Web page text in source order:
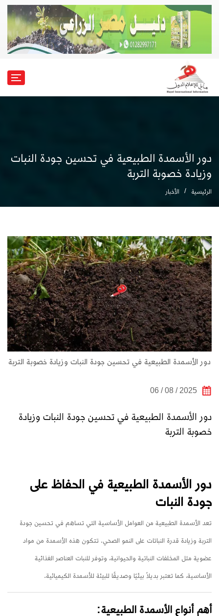
دور الأسمدة الطبيعية في تحسين جودة النبات
وزيادة خصوبة التربة
الرئيسية الأخبار
دور الأسمدة الطبيعية في تحسين جودة النبات وزيادة خصوبة التربة
2025 / 08 / 06
دور الأسمدة الطبيعية في تحسين جودة النبات وزيادة
خصوبة التربة
دور الأسمدة الطبيعية في الحفاظ على
جودة النبات
تعد الأسمدة الطبيعية من العوامل الأساسية التي تساهم في تحسين جودة
التربة وزيادة قدرة النباتات على النمو الصحي. تتكون هذه الأسمدة من مواد
عضوية مثل المخلفات النباتية والحيوانية، وتوفر للنبات العناصر الغذائية
الأساسية، كما تعتبر بديلاً بيئيًا وصديقًا للبيئة للأسمدة الكيميائية.
أهم أنواع الأسمدة الطبيعية: